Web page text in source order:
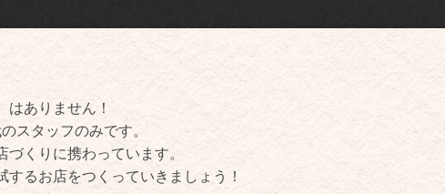
はありません！
スタッフのみです。
くりに携わっています。
るお店をつくっていきましょう！